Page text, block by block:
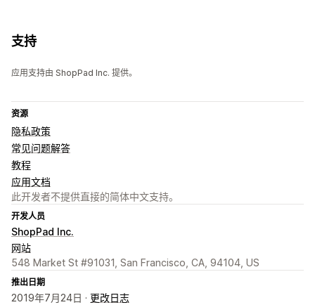
支持
应用支持由 ShopPad Inc. 提供。
资源
隐私政策
常见问题解答
教程
应用文档
此开发者不提供直接的简体中文支持。
开发人员
ShopPad Inc.
网站
548 Market St #91031, San Francisco, CA, 94104, US
推出日期
2019年7月24日 · 更改日志